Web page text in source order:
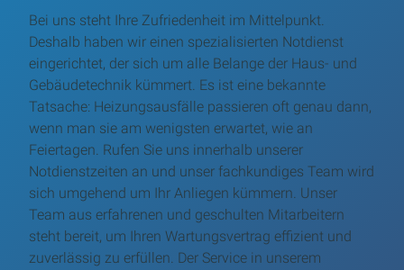
Bei uns steht Ihre Zufriedenheit im Mittelpunkt.
Deshalb haben wir einen spezialisierten Notdienst
eingerichtet, der sich um alle Belange der Haus- und
Gebäudetechnik kümmert. Es ist eine bekannte
Tatsache: Heizungsausfälle passieren oft genau dann,
wenn man sie am wenigsten erwartet, wie an
Feiertagen. Rufen Sie uns innerhalb unserer
Notdienstzeiten an und unser fachkundiges Team wird
sich umgehend um Ihr Anliegen kümmern. Unser
Team aus erfahrenen und geschulten Mitarbeitern
steht bereit, um Ihren Wartungsvertrag effizient und
zuverlässig zu erfüllen. Der Service in unserem